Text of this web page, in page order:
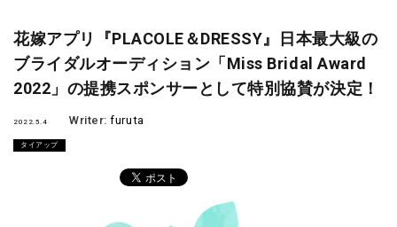
花嫁アプリ『PLACOLE＆DRESSY』日本最大級の
ブライダルオーディション「Miss Bridal Award
2022」の提携スポンサーとして特別協賛が決定！
2022.5.4 Writer:furuta
タイアップ